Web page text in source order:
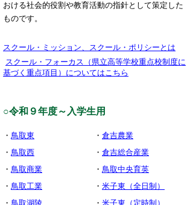
おける社会的役割や教育活動の指針として策定した
ものです。
スクール・ミッション、スクール・ポリシーとは
スクール・フォーカス（県立高等学校重点校制度に
基づく重点項目）についてはこちら
○令和９年度～入学生用
・ 鳥取東 ・ 倉吉農業
・ 鳥取西 ・ 倉吉総合産業
・ 鳥取商業 ・ 鳥取中央育英
・ 鳥取工業 ・ 米子東（全日制）
・ 鳥取湖陵 ・ 米子東（定時制）